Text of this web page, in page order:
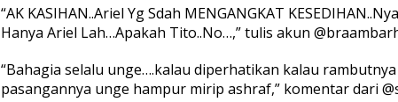
“AK KASIHAN..Ariel Yg Sdah MENGANGKAT
Hanya Ariel Lah…Apakah Tito..No…,” tulis akun
“Bahagia selalu unge….kalau diperhatikan kalau
pasangannya unge hampur mirip ashraf,” komentar dari